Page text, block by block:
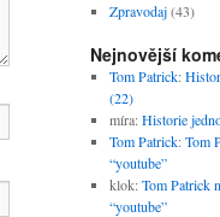
Zpravodaj(43)
Nejnovější
Tom Patrick:
(22)
míra:Historie
Tom Patrick:Tom
“youtube”
klok:Tom Patrick
“youtube”